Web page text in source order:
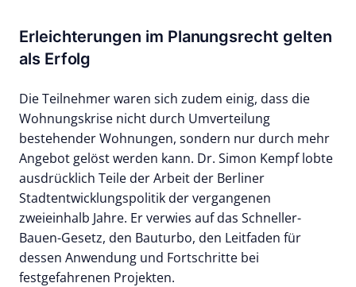
Erleichterungen im Planungsrecht gelten
als Erfolg
Die Teilnehmer waren sich zudem einig, dass die
Wohnungskrise nicht durch Umverteilung
bestehender Wohnungen, sondern nur durch mehr
Angebot gelöst werden kann. Dr. Simon Kempf lobte
ausdrücklich Teile der Arbeit der Berliner
Stadtentwicklungspolitik der vergangenen
zweieinhalb Jahre. Er verwies auf das Schneller-
Bauen-Gesetz, den Bauturbo, den Leitfaden für
dessen Anwendung und Fortschritte bei
festgefahrenen Projekten.